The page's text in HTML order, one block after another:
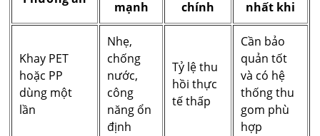
mạnh
chính
nhất khi
Khay PET
hoặc PP
dùng một
lần
Nhẹ,
chống
nước,
công
năng ổn
định
Tỷ lệ thu
hồi thực
tế thấp
Cần bảo
quản tốt
và có hệ
thống thu
gom phù
hợp